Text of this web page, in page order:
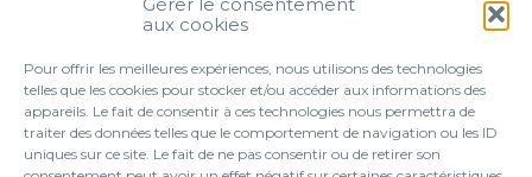
aux cookies
Pour offrir les meilleures expériences, nous utilisons des technologies
telles que les cookies pour stocker et/ou accéder aux informations des
appareils. Le fait de consentir à ces technologies nous permettra de
traiter des données telles que le comportement de navigation ou les ID
uniques sur ce site. Le fait de ne pas consentir ou de retirer son
financière bienvenue
comptent-elles ?